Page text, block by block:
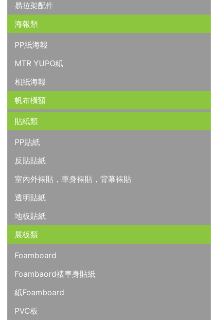
易拉架配件
海報類
PP紙海報
MTR YUPO紙
相紙海報
帆布橫額
貼紙類
PP貼紙
反貼貼紙
室內外裱貼，車身裱貼，背幕裱貼
透明貼紙
地板貼紙
展板類
Foamboard
Foambaord裱車身貼紙
紙Foamboard
PVC板